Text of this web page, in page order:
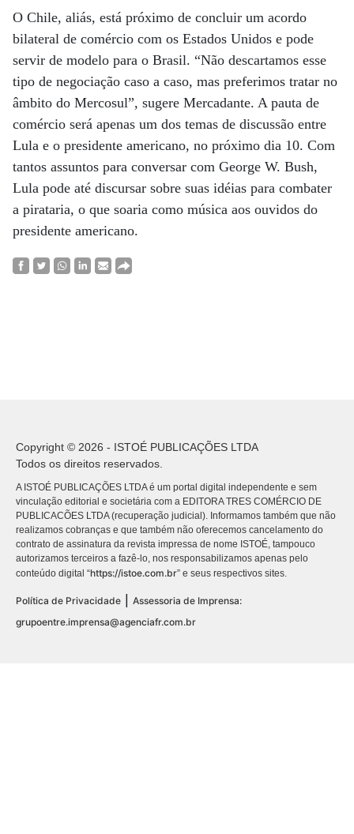
O Chile, aliás, está próximo de concluir um acordo
bilateral de comércio com os Estados Unidos e pode
servir de modelo para o Brasil. “Não descartamos esse
tipo de negociação caso a caso, mas preferimos tratar no
âmbito do Mercosul”, sugere Mercadante. A pauta de
comércio será apenas um dos temas de discussão entre
Lula e o presidente americano, no próximo dia 10. Com
tantos assuntos para conversar com George W. Bush,
Lula pode até discursar sobre suas idéias para combater
a pirataria, o que soaria como música aos ouvidos do
presidente americano.
Copyright © 2026 - ISTOÉ PUBLICAÇÕES LTDA
Todos os direitos reservados.
A ISTOÉ PUBLICAÇÕES LTDA é um portal digital independente e sem
vinculação editorial e societária com a EDITORA TRES COMÉRCIO DE
PUBLICACÕES LTDA (recuperação judicial). Informamos também que não
realizamos cobranças e que também não oferecemos cancelamento do
contrato de assinatura da revista impressa de nome ISTOÉ, tampouco
autorizamos terceiros a fazê-lo, nos responsabilizamos apenas pelo
conteúdo digital “https://istoe.com.br” e seus respectivos sites.
Política de Privacidade
Assessoria de Imprensa:
grupoentre.imprensa@agenciafr.com.br